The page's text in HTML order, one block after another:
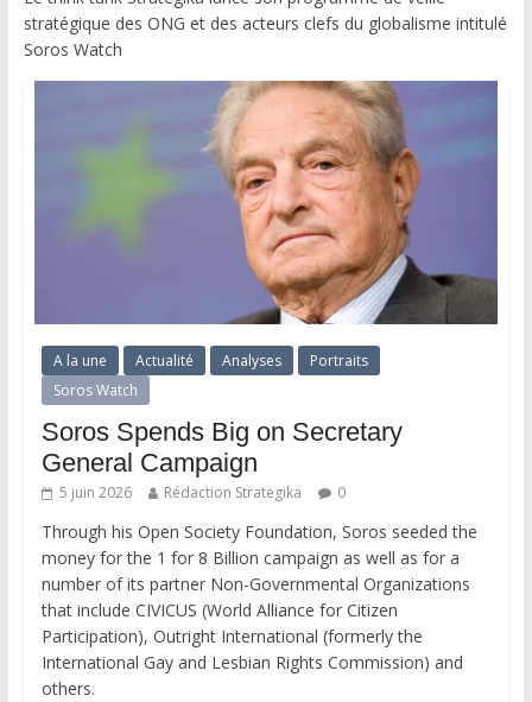
stratégique des ONG et des acteurs clefs du globalisme intitulé
Soros Watch
A la une Actualité Analyses
Portraits
Soros Watch
Soros Spends Big on Secretary
General Campaign
5 juin 2026 Rédaction Strategika 0
Through his Open Society Foundation, Soros seeded the
money for the 1 for 8 Billion campaign as well as for a
number of its partner Non-Governmental Organizations
that include CIVICUS (World Alliance for Citizen
Participation), Outright International (formerly the
International Gay and Lesbian Rights Commission) and
others.